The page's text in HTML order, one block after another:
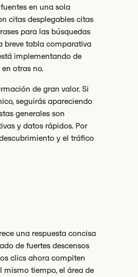
en una sola
citas desplegables citas
para las búsquedas
breve tabla comparativa
implementando de
otras no.
de gran valor. Si
seguirás apareciendo
generales son
y datos rápidos. Por
y el tráfico
una respuesta concisa
de fuertes descensos
clics ahora compiten
mismo tiempo, el área de